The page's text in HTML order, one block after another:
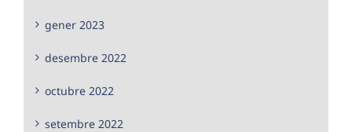
gener 2023
desembre 2022
octubre 2022
setembre 2022